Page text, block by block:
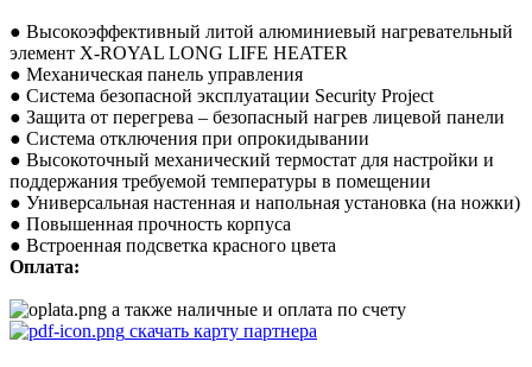
● Высокоэффективный литой алюминиевый нагревательный
элемент X-ROYAL LONG LIFE HEATER
● Механическая панель управления
● Система безопасной эксплуатации Security Project
● Защита от перегрева – безопасный нагрев лицевой панели
● Система отключения при опрокидывании
● Высокоточный механический термостат для настройки и
поддержания требуемой температуры в помещении
● Универсальная настенная и напольная установка (на ножки)
● Повышенная прочность корпуса
● Встроенная подсветка красного цвета
Оплата:
а также наличные и оплата по счету
скачать карту партнера